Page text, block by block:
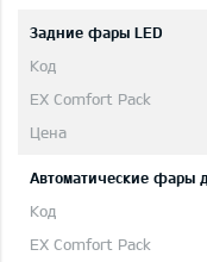
Задние фары LED
Автоматические фары